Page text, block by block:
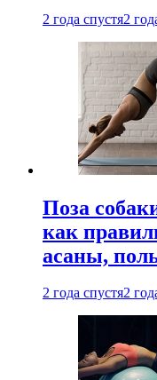
2 года спустя2
Поза
как
асаны,
2 года спустя2